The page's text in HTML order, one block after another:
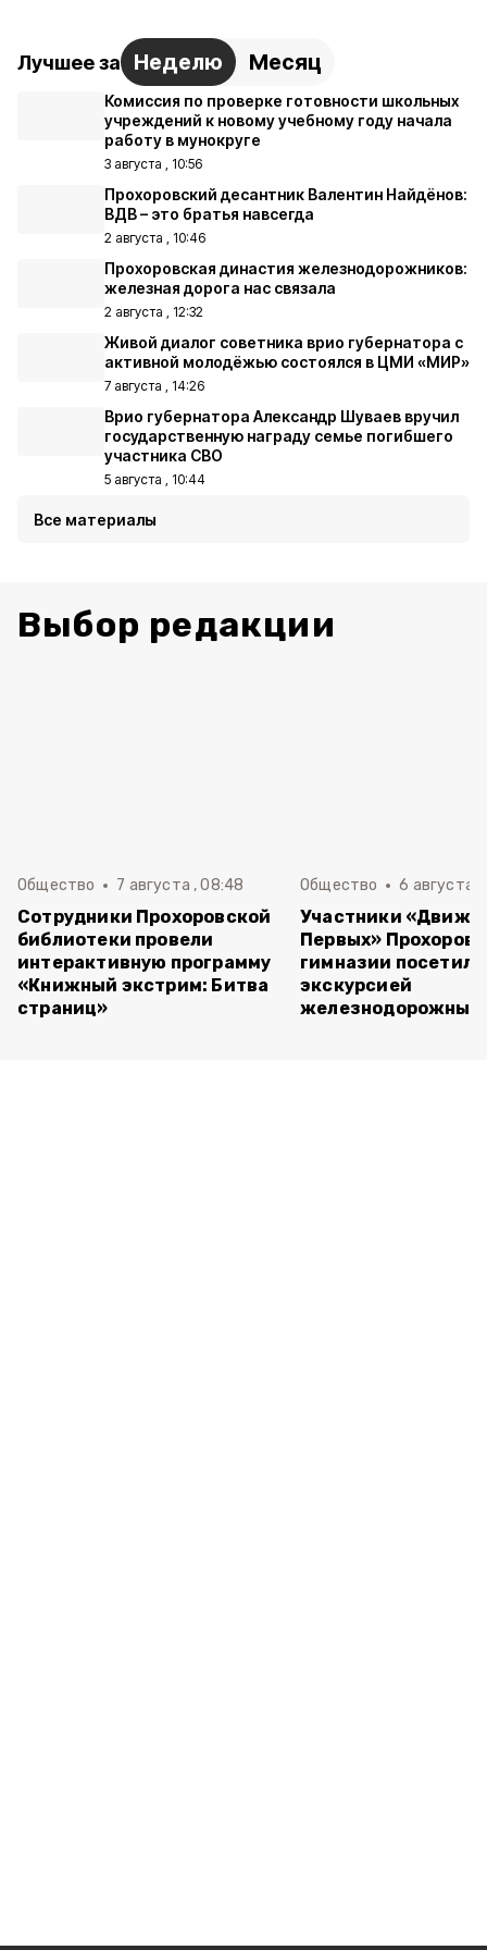
Лучшее за Неделю Месяц
Комиссия по проверке готовности школьных
учреждений к новому учебному году начала
работу в мунокруге
3 августа , 10:56
Прохоровский десантник Валентин Найдёнов:
ВДВ – это братья навсегда
2 августа , 10:46
Прохоровская династия железнодорожников:
железная дорога нас связала
2 августа , 12:32
Живой диалог советника врио губернатора с
активной молодёжью состоялся в ЦМИ «МИР»
7 августа , 14:26
Врио губернатора Александр Шуваев вручил
государственную награду семье погибшего
участника СВО
5 августа , 10:44
Все материалы
Выбор редакции
Общество 7 августа , 08:48
Сотрудники Прохоровской
библиотеки провели
интерактивную программу
«Книжный экстрим: Битва
страниц»
Общество 6 августа ,
Участники
Первых»
гимназии
экскурсией
железнодорожный